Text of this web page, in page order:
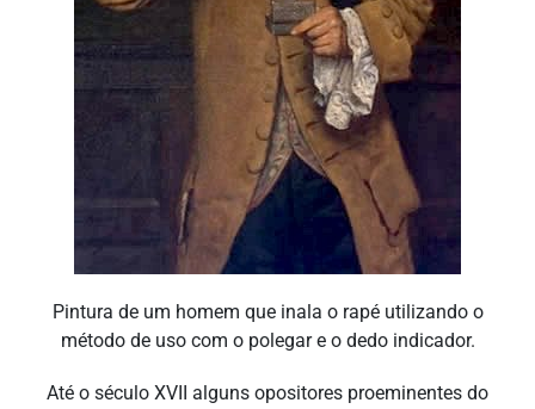
Pintura de um homem que inala o rapé utilizando o
método de uso com o polegar e o dedo indicador.
Até o século XVII alguns opositores proeminentes do